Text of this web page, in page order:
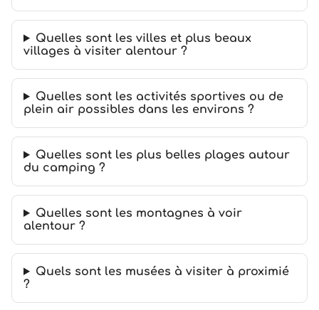
Quelles sont les villes et plus beaux
villages à visiter alentour ?
Quelles sont les activités sportives ou de
plein air possibles dans les environs ?
Quelles sont les plus belles plages autour
du camping ?
Quelles sont les montagnes à voir
alentour ?
Quels sont les musées à visiter à proximié
?